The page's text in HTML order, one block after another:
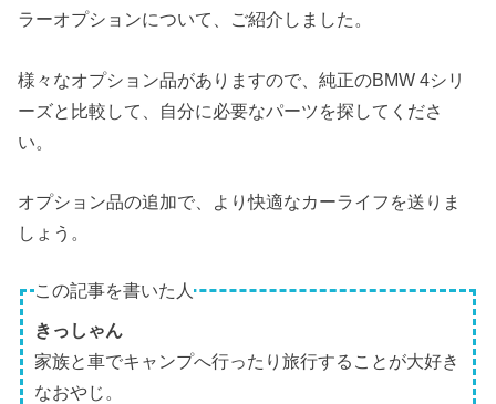
ラーオプションについて、ご紹介しました。
様々なオプション品がありますので、純正のBMW 4シリ
ーズと比較して、自分に必要なパーツを探してくださ
い。
オプション品の追加で、より快適なカーライフを送りま
しょう。
この記事を書いた人
きっしゃん
家族と車でキャンプへ行ったり旅行することが大好き
なおやじ。